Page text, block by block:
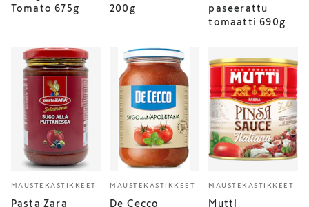
Tomato 675g
200g
paseerattu
tomaatti 690g
MAUSTEKASTIKKEET
Pasta Zara
MAUSTEKASTIKKEET
De Cecco
MAUSTEKASTIKKEET
Mutti